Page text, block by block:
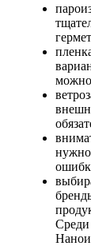
можно